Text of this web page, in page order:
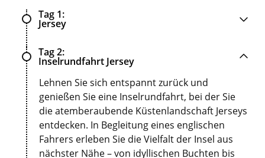
Tag 1
Jersey
Tag 2
Inselrundfahrt Jersey
Lehnen Sie sich entspannt zurück und
genießen Sie eine Inselrundfahrt, bei der Sie
die atemberaubende Küstenlandschaft Jerseys
entdecken. In Begleitung eines englischen
Fahrers erleben Sie die Vielfalt der Insel aus
nächster Nähe – von idyllischen Buchten bis